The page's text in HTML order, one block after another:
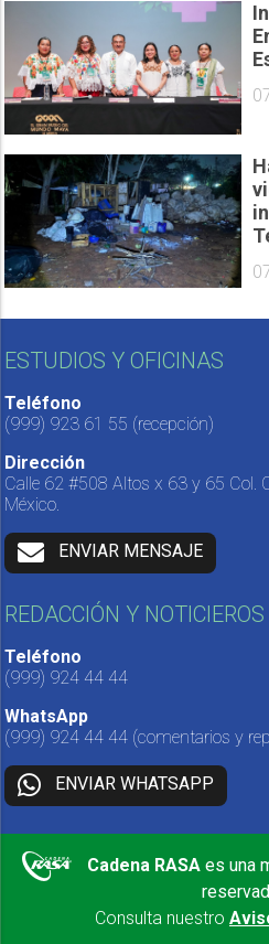
ESTUDIOS Y OFICINAS
Teléfono
(999) 923 61 55 (recepción)
Dirección
Calle 62 #508 Altos x 63 y 65 Col.
México.
ENVIAR MENSAJE
REDACCIÓN Y NOTICIEROS
Teléfono
(999) 924 44 44
WhatsApp
(999) 924 44 44 (comentarios y
ENVIAR WHATSAPP
Cadena RASA es una
Consulta nuestro